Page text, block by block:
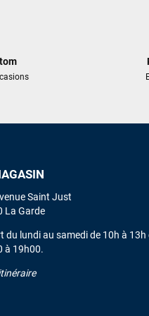
Saint Just
La Garde
du lundi au samedi de 10h à 13h
à 19h00.